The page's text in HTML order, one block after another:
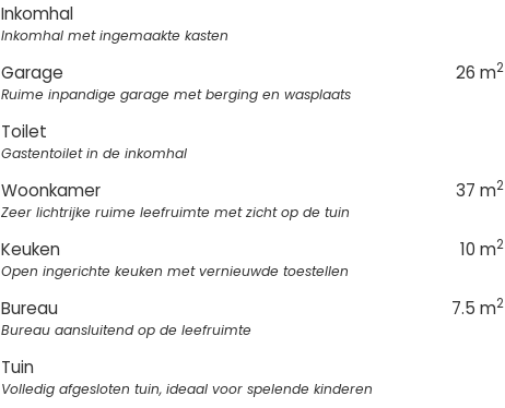
Inkomhal
Inkomhal met ingemaakte kasten
Garage 26 m2
Ruime inpandige garage met berging en wasplaats
Toilet
Gastentoilet in de inkomhal
Woonkamer 37 m2
Zeer lichtrijke ruime leefruimte met zicht op de tuin
Keuken 10 m2
Open ingerichte keuken met vernieuwde toestellen
Bureau 7.5 m2
Bureau aansluitend op de leefruimte
Tuin
Volledig afgesloten tuin, ideaal voor spelende kinderen